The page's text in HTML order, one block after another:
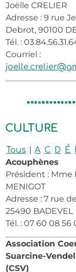
Joëlle CRELIER
Adresse : 9 rue
Debrot, 90100
Tél. :
Courriel :
CULTURE
Tous | A C D É
Acouphènes
Président : Mme
MENIGOT
Adresse : 7 rue
25490 BADEVEL
Tél. : 07 60 08 56
Association
Suarcine-
(CSV)